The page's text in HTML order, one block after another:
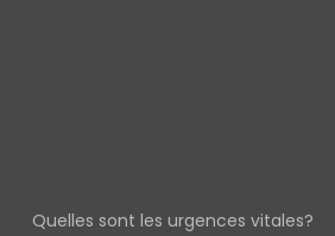
Quelles sont les urgences vitales?